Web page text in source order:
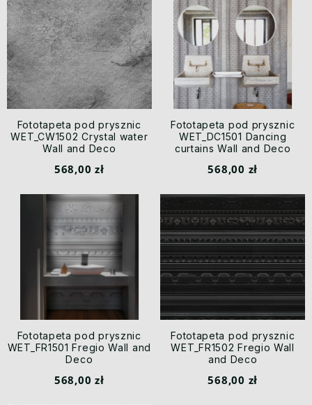
Fototapeta pod prysznic
WET_CW1502 Crystal water
Wall and Deco
568,00 zł
Fototapeta pod prysznic
WET_DC1501 Dancing
curtains Wall and Deco
568,00 zł
Fototapeta pod prysznic
WET_FR1501 Fregio Wall and
Deco
568,00 zł
Fototapeta pod prysznic
WET_FR1502 Fregio Wall
and Deco
568,00 zł